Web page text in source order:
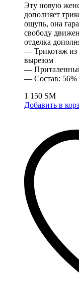
Эту новую
дополняет
ощупь, она
свободу
отделка
— Трикотаж из
вырезом
—
— Состав: 56%
1 150 ЅМ
Добавить в